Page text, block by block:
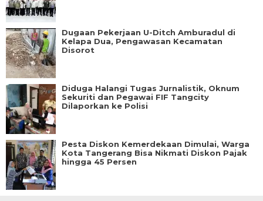
Dugaan Pekerjaan U-Ditch Amburadul di
Kelapa Dua, Pengawasan Kecamatan
Disorot
Diduga Halangi Tugas Jurnalistik, Oknum
Sekuriti dan Pegawai FIF Tangcity
Dilaporkan ke Polisi
Pesta Diskon Kemerdekaan Dimulai, Warga
Kota Tangerang Bisa Nikmati Diskon Pajak
hingga 45 Persen